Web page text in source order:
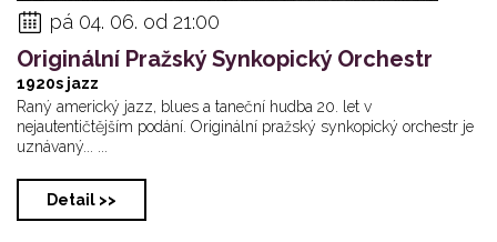
pá 04. 06. od 21:00
Originální Pražský Synkopický Orchestr
1920s jazz
Raný americký jazz, blues a taneční hudba 20. let v
nejautentičtějším podání. Originální pražský synkopický orchestr je
uznávaný... ...
Detail >>